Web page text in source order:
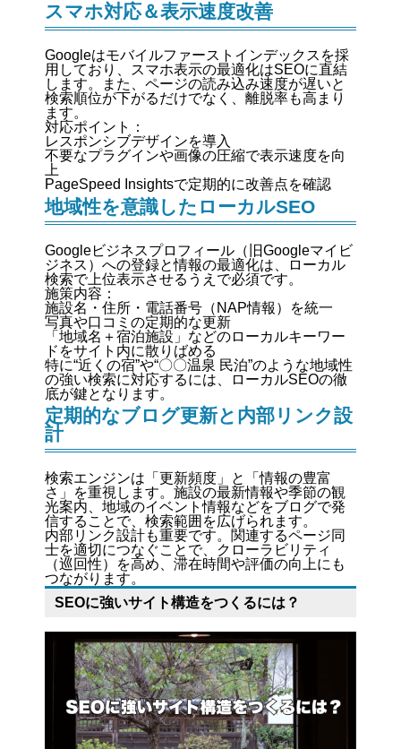
スマホ対応＆表示速度改善
Googleはモバイルファーストインデックスを採
用しており、スマホ表示の最適化はSEOに直結
します。また、ページの読み込み速度が遅いと
検索順位が下がるだけでなく、離脱率も高まり
ます。
対応ポイント：
レスポンシブデザインを導入
不要なプラグインや画像の圧縮で表示速度を向
上
PageSpeed Insightsで定期的に改善点を確認
地域性を意識したローカルSEO
Googleビジネスプロフィール（旧Googleマイビ
ジネス）への登録と情報の最適化は、ローカル
検索で上位表示させるうえで必須です。
施策内容：
施設名・住所・電話番号（NAP情報）を統一
写真や口コミの定期的な更新
「地域名＋宿泊施設」などのローカルキーワー
ドをサイト内に散りばめる
特に“近くの宿”や“〇〇温泉 民泊”のような地域性
の強い検索に対応するには、ローカルSEOの徹
底が鍵となります。
定期的なブログ更新と内部リンク設
計
検索エンジンは「更新頻度」と「情報の豊富
さ」を重視します。施設の最新情報や季節の観
光案内、地域のイベント情報などをブログで発
信することで、検索範囲を広げられます。
内部リンク設計も重要です。関連するページ同
士を適切につなぐことで、クローラビリティ
（巡回性）を高め、滞在時間や評価の向上にも
つながります。
SEOに強いサイト構造をつくるには？